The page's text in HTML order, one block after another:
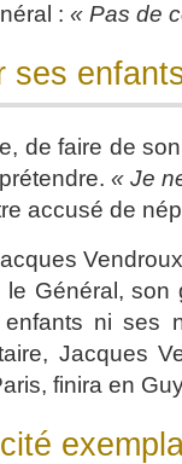
: « Pas de
ses
de faire de
« Je
accusé de
Général, son
ni ses
Jacques
finira en